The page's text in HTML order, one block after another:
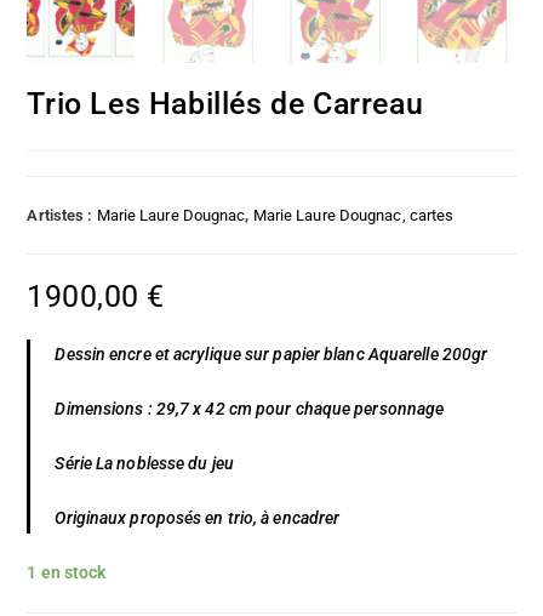
Trio Les Habillés de Carreau
Artistes : Marie Laure Dougnac, Marie Laure Dougnac, cartes
1900,00 €
Dessin encre et acrylique sur papier blanc Aquarelle 200gr
Dimensions : 29,7 x 42 cm pour chaque personnage
Série La noblesse du jeu
Originaux proposés en trio, à encadrer
1 en stock